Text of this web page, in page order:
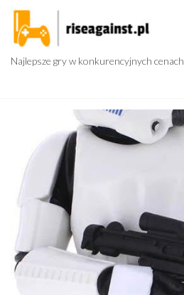
Przejdź
treści
Najlepsze gry w konkurencyjnych cenach